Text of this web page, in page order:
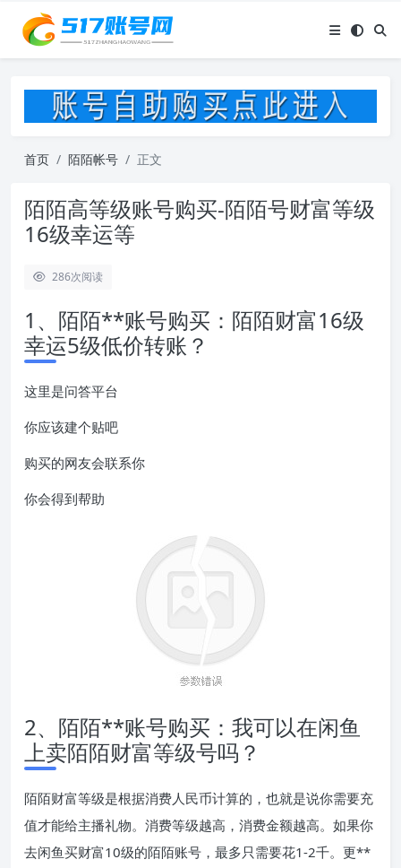
首页 陌陌帐号 正文
陌陌高等级账号购买-陌陌号财富等级
16级幸运等
286次阅读
1、陌陌**账号购买：陌陌财富16级
幸运5级低价转账？
这里是问答平台
你应该建个贴吧
购买的网友会联系你
你会得到帮助
2、陌陌**账号购买：我可以在闲鱼
上卖陌陌财富等级号吗？
陌陌财富等级是根据消费人民币计算的，也就是说你需要充
值才能给主播礼物。消费等级越高，消费金额越高。如果你
去闲鱼买财富10级的陌陌账号，最多只需要花1-2千。更**